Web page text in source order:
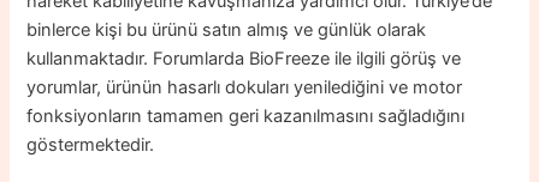
binlerce kişi bu ürünü satın almış ve günlük olarak
kullanmaktadır. Forumlarda BioFreeze ile ilgili görüş ve
yorumlar, ürünün hasarlı dokuları yenilediğini ve motor
fonksiyonların tamamen geri kazanılmasını sağladığını
göstermektedir.